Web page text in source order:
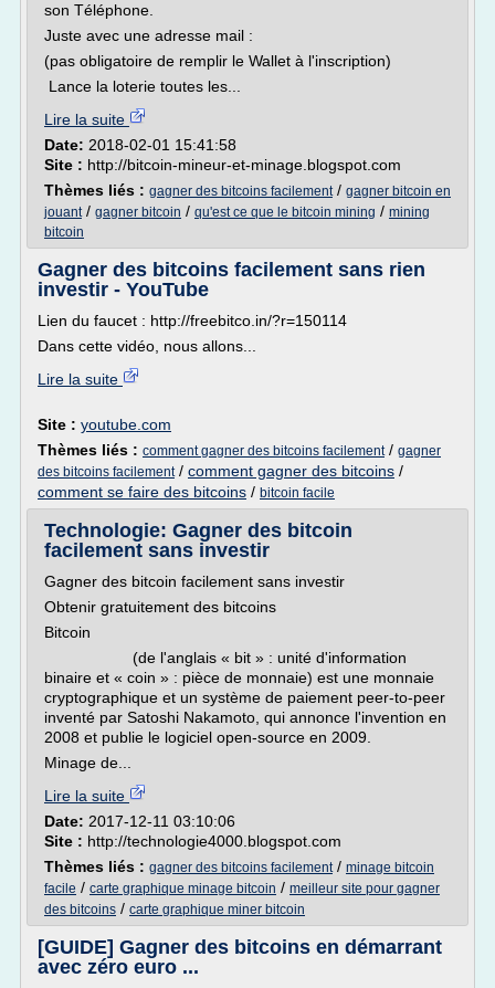
son Téléphone.
Juste avec une adresse mail :
(pas obligatoire de remplir le Wallet à l'inscription)
Lance la loterie toutes les...
Lire la suite
Date: 2018-02-01 15:41:58
Site : http://bitcoin-mineur-et-minage.blogspot.com
Thèmes liés : gagner des bitcoins facilement/ gagner bitcoin en
jouant/ gagner bitcoin / qu'est ce que le bitcoin mining / mining
bitcoin
Gagner des bitcoins facilement sans rien
investir - YouTube
Lien du faucet : http://freebitco.in/?r=150114
Dans cette vidéo, nous allons...
Lire la suite
Site : youtube.com
Thèmes liés : comment gagner des bitcoins facilement/ gagner
des bitcoins facilement/ comment gagner des bitcoins /
comment se faire des bitcoins / bitcoin facile
Technologie: Gagner des bitcoin
facilement sans investir
Gagner des bitcoin facilement sans investir
Obtenir gratuitement des bitcoins
Bitcoin
(de l'anglais « bit » : unité d'information
binaire et « coin » : pièce de monnaie) est une monnaie
cryptographique et un système de paiement peer-to-peer
inventé par Satoshi Nakamoto, qui annonce l'invention en
2008 et publie le logiciel open-source en 2009.
Minage de...
Lire la suite
Date: 2017-12-11 03:10:06
Site : http://technologie4000.blogspot.com
Thèmes liés : gagner des bitcoins facilement/ minage bitcoin
facile / carte graphique minage bitcoin / meilleur site pour gagner
des bitcoins / carte graphique miner bitcoin
[GUIDE] Gagner des bitcoins en démarrant
avec zéro euro ...